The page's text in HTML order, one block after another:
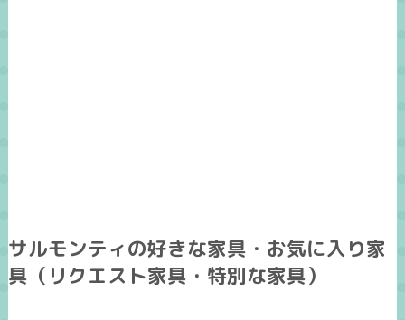
サルモンティの好きな家具・お気に入り家
具（リクエスト家具・特別な家具）